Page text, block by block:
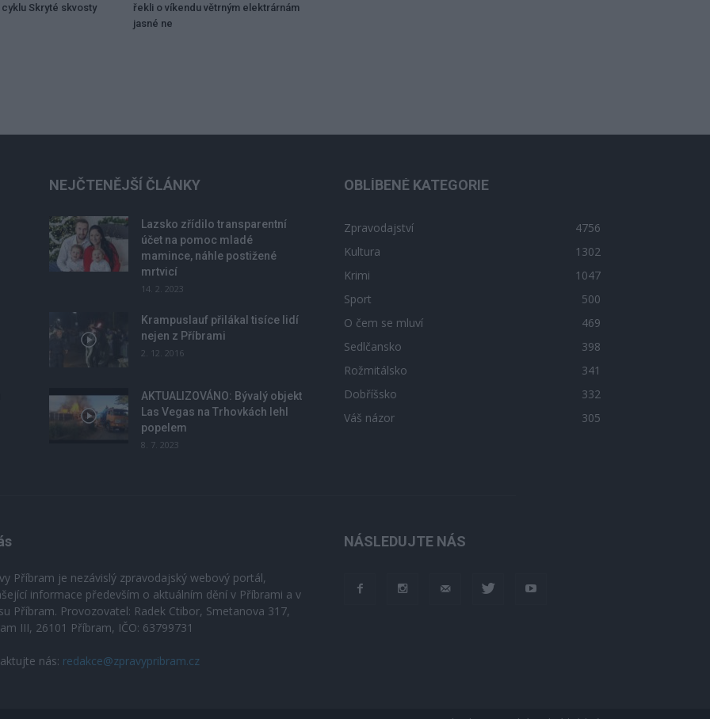
Skryté skvosty
řekli o víkendu větrným elektrárnám
jasné ne
NEJČTENĚJŠÍ ČLÁNKY
Lazsko zřídilo transparentní
účet na pomoc mladé
mamince, náhle postižené
mrtvicí
14. 2. 2023
Krampuslauf přilákal tisíce lidí
nejen z Příbrami
2. 12. 2016
AKTUALIZOVÁNO: Bývalý objekt
Las Vegas na Trhovkách lehl
popelem
8. 7. 2023
OBLÍBENÉ KATEGORIE
Zpravodajství
4756
Kultura
1302
Krimi
1047
Sport
500
O čem se mluví
469
Sedlčansko
398
Rožmitálsko
341
Dobříšsko
332
Váš názor
305
Příbram je nezávislý zpravodajský webový portál,
informace především o aktuálním dění v Příbrami a v
Příbram. Provozovatel: Radek Ctibor, Smetanova 317,
III, 26101 Příbram, IČO: 63799731
nás: redakce@zpravypribram.cz
NÁSLEDUJTE NÁS